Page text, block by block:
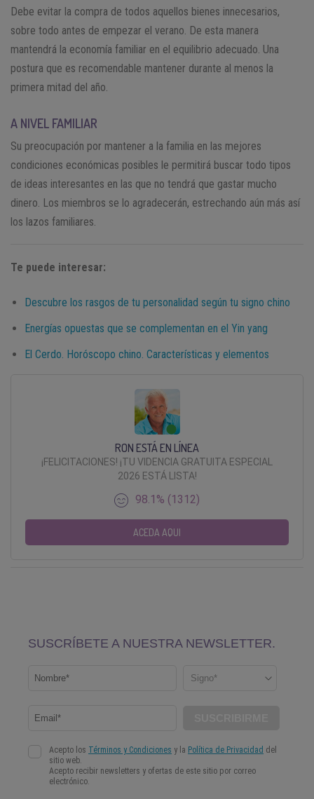
Debe evitar la compra de todos aquellos bienes innecesarios,
sobre todo antes de empezar el verano. De esta manera
mantendrá la economía familiar en el equilibrio adecuado. Una
postura que es recomendable mantener durante al menos la
primera mitad del año.
A NIVEL FAMILIAR
Su preocupación por mantener a la familia en las mejores
condiciones económicas posibles le permitirá buscar todo tipos
de ideas interesantes en las que no tendrá que gastar mucho
dinero. Los miembros se lo agradecerán, estrechando aún más así
los lazos familiares.
Te puede interesar:
Descubre los rasgos de tu personalidad según tu signo chino
Energías opuestas que se complementan en el Yin yang
El Cerdo. Horóscopo chino. Características y elementos
RON ESTÁ EN LÍNEA
¡FELICITACIONES! ¡TU VIDENCIA GRATUITA ESPECIAL
2026 ESTÁ LISTA!
98.1% (1312)
ACEDA AQUI